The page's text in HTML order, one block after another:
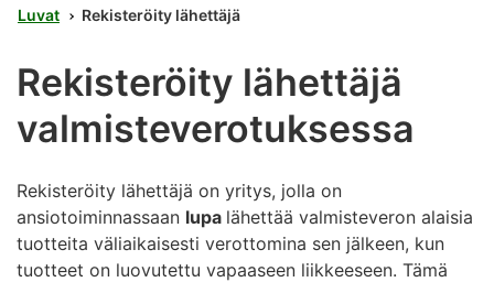
Luvat
Rekisteröity lähettäjä
Rekisteröity lähettäjä
valmisteverotuksessa
Rekisteröity lähettäjä on yritys, jolla on
ansiotoiminnassaan lupa lähettää valmisteveron alaisia
tuotteita väliaikaisesti verottomina sen jälkeen, kun
tuotteet on luovutettu vapaaseen liikkeeseen. Tämä